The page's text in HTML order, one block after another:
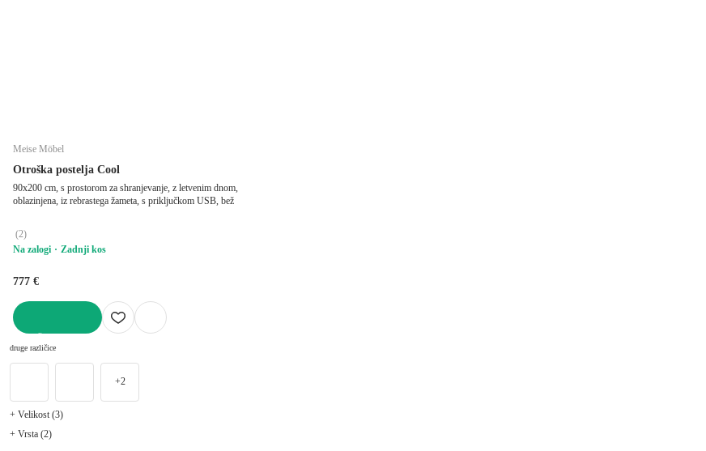
Meise Möbel
Otroška postelja Cool
90x200 cm, s prostorom za shranjevanje, z letvenim dnom,
oblazinjena, iz rebrastega žameta, s priključkom USB, bež
(2)
Na zalogi
Zadnji kos
777 €
druge različice
+2
+ Velikost (3)
+ Vrsta (2)